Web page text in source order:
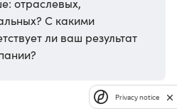
отраслевых,
С какими
ли ваш результат
Privacy notice